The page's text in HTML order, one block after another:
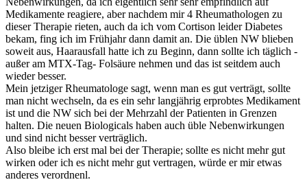
Medikamente reagiere, aber nachdem mir 4 Rheumathologen zu
dieser Therapie rieten, auch da ich vom Cortison leider Diabetes
bekam, fing ich im Frühjahr dann damit an. Die üblen NW blieben
soweit aus, Haarausfall hatte ich zu Beginn, dann sollte ich täglich -
außer am MTX-Tag- Folsäure nehmen und das ist seitdem auch
wieder besser.
Mein jetziger Rheumatologe sagt, wenn man es gut verträgt, sollte
man nicht wechseln, da es ein sehr langjährig erprobtes Medikament
ist und die NW sich bei der Mehrzahl der Patienten in Grenzen
halten. Die neuen Biologicals haben auch üble Nebenwirkungen
und sind nicht besser verträglich.
Also bleibe ich erst mal bei der Therapie; sollte es nicht mehr gut
wirken oder ich es nicht mehr gut vertragen, würde er mir etwas
anderes verordnenl.